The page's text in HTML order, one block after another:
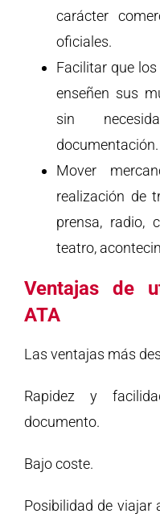
carácter
oficiales.
Facilitar que
enseñen sus
sin
documentación.
Mover
realización de
prensa, radio,
teatro,
Ventajas de
ATA
Las ventajas más
Rapidez y
documento.
Bajo coste.
Posibilidad de viajar